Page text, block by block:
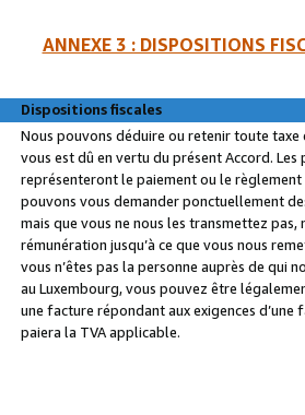
ANNEXE 3 : DISPOSITIONS
Dispositions fiscales
Nous pouvons déduire ou retenir toute
vous est dû en vertu du présent Accord.
représenteront le paiement ou le
pouvons vous demander ponctuellement
mais que vous ne nous les transmettez
rémunération jusqu’à ce que vous nous
vous n’êtes pas la personne auprès de qui
au Luxembourg, vous pouvez être
une facture répondant aux exigences
paiera la TVA applicable.